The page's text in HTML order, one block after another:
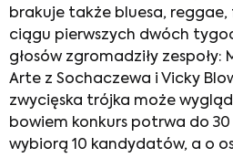
brakuje także bluesa,
ciągu pierwszych dwóch
głosów zgromadziły zespoły:
Arte z Sochaczewa i Vicky
zwycięska trójka może
bowiem konkurs potrwa do
wybiorą 10 kandydatów, a o